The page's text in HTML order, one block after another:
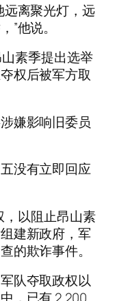
远离聚光灯，远
”他说。
素季提出选举
权后被军方取
嫌影响旧委员
没有立即回应
，以阻止昂山素
建新政府，军
的欺诈事件。
队夺取政权以